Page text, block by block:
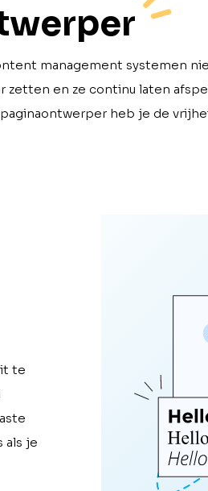
management systemen
en ze continu laten
heb je de
te
als je